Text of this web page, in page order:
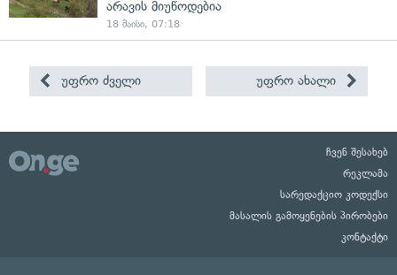
არავის მიუწოდებია
18 მაისი, 07:18
უფრო ძველი უფრო ახალი
ჩვენ შესახებ
რეკლამა
სარედაქციო კოდექსი
მასალის გამოყენების პირობები
კონტაქტი